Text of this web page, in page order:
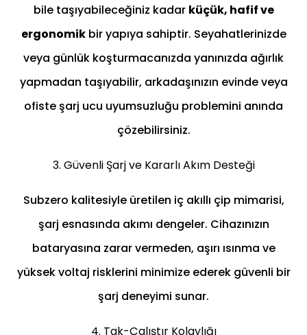
bile taşıyabileceğiniz kadar küçük, hafif ve
ergonomikbir yapıya sahiptir. Seyahatlerinizde
veya günlük koşturmacanızda yanınızda ağırlık
yapmadan taşıyabilir, arkadaşınızın evinde veya
ofiste şarj ucu uyumsuzluğu problemini anında
çözebilirsiniz.
3. Güvenli Şarj ve Kararlı Akım Desteği
Subzero kalitesiyle üretilen iç akıllı çip mimarisi,
şarj esnasında akımı dengeler. Cihazınızın
bataryasına zarar vermeden, aşırı ısınma ve
yüksek voltaj risklerini minimize ederek güvenli bir
şarj deneyimi sunar.
4. Tak-Çalıştır Kolaylığı